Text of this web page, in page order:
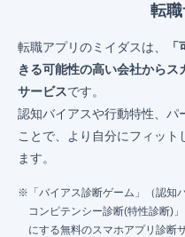
転
転職アプリのミイダスは、
きる可能性の高い会社からス
サービスです。
認知バイアスや行動特性、パ
ことで、より自分にフィット
ます。
「バイアス診断ゲーム」（認
コンピテンシー診断(特性診断)
にする無料のスマホアプリ診断